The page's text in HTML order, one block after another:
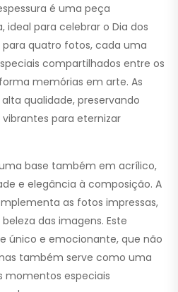
é uma peça
para celebrar o Dia dos
quatro fotos, cada uma
compartilhados entre os
memórias em arte. As
qualidade, preservando
para eternizar
base também em acrílico,
e elegância à composição. A
as fotos impressas,
das imagens. Este
único e emocionante, que não
também serve como uma
momentos especiais